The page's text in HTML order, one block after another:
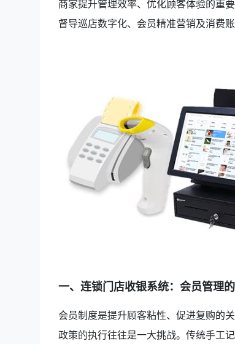
商家提升管理效率、优化顾客体验的重
督导巡店数字化、会员精准营销及消费
一、连锁门店收银系统：会员管理
会员制度是提升顾客粘性、促进复购的
政策的执行往往是一大挑战。传统手工